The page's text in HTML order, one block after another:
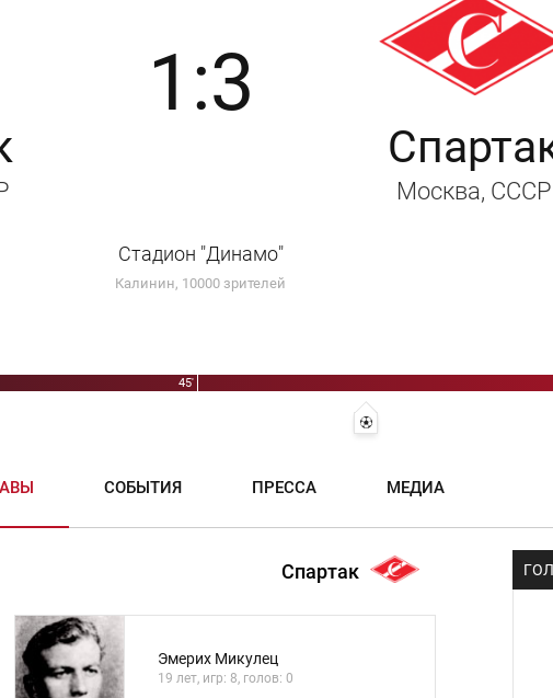
1:3
Москва, СССР
Стадион "Динамо"
Калинин, 10000 зрителей
45'
СОБЫТИЯ ПРЕССА МЕДИА
Спартак
Эмерих Микулец
19 лет, игр: 8, голов: 0